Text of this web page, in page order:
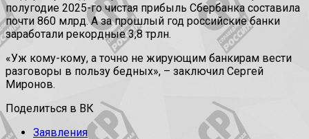
полугодие 2025-го чистая прибыль Сбербанка составила
почти 860 млрд. А за прошлый год российские банки
заработали рекордные 3,8 трлн.
«Уж кому-кому, а точно не жирующим банкирам вести
разговоры в пользу бедных», – заключил Сергей
Миронов.
Поделиться в ВК
Заявления